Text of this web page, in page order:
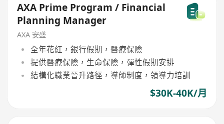
AXA Prime Program / Financial
Planning Manager
AXA 安盛
全年花紅，銀行假期，醫療保險
提供醫療保險，生命保險，彈性假期安排
結構化職業晉升路徑，導師制度，領導力培訓
$30K-40K/月